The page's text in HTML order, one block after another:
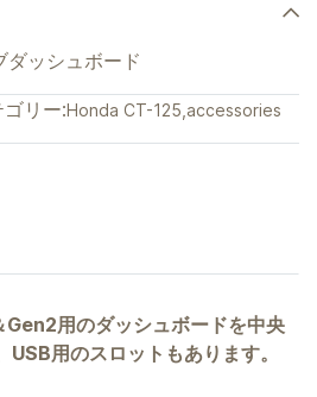
ッシュボード
ゴリー:Honda CT-125 accessories
用のダッシュボードを中央
用のスロットもあります。